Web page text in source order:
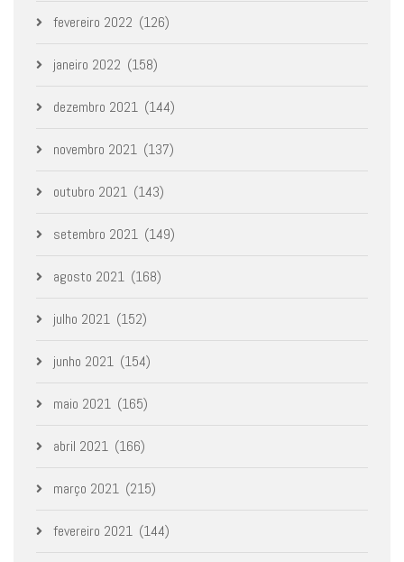
fevereiro 2022 (126)
janeiro 2022 (158)
dezembro 2021 (144)
novembro 2021 (137)
outubro 2021 (143)
setembro 2021 (149)
agosto 2021 (168)
julho 2021 (152)
junho 2021 (154)
maio 2021 (165)
abril 2021 (166)
março 2021 (215)
fevereiro 2021 (144)